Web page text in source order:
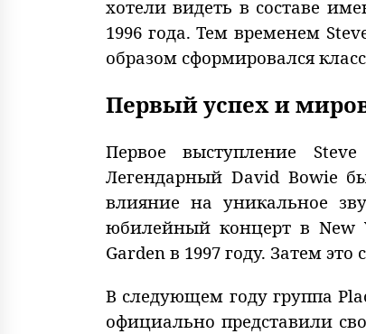
хотели видеть в составе
1996 года. Тем временем
образом сформировался
Первый успех и
Первое выступление
Легендарный David Bowie
влияние на уникальное
юбилейный концерт в New
Garden в 1997 году. Затем
В следующем году группа
официально представили